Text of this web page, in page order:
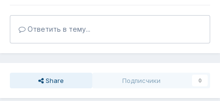
Ответить в тему...
Share Подписчики 0